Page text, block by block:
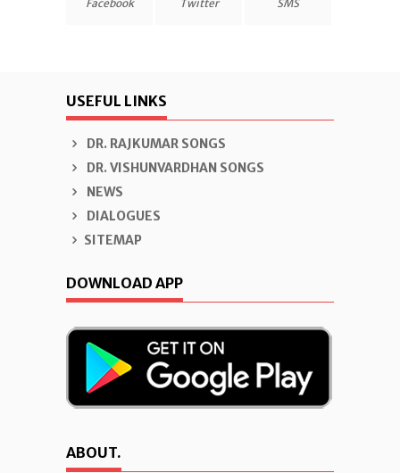
Facebook
Twitter
SMS
USEFUL LINKS
DR. RAJKUMAR SONGS
DR. VISHUNVARDHAN SONGS
NEWS
DIALOGUES
SITEMAP
DOWNLOAD APP
ABOUT.